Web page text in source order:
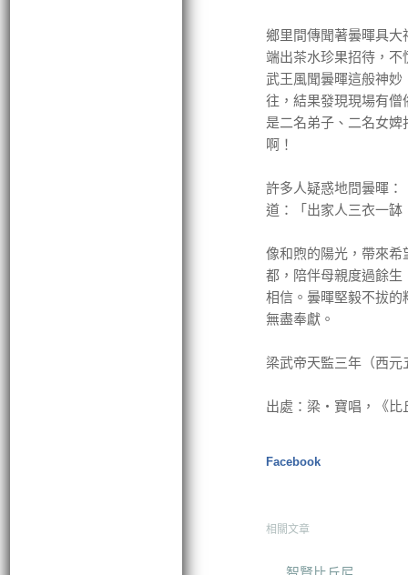
鄉里間傳聞著曇暉具
端出茶水珍果招待，
武王風聞曇暉這般神
往，結果發現現場有
是二名弟子、二名女
啊！
許多人疑惑地問曇暉
道：「出家人三衣一
像和煦的陽光，帶來
都，陪伴母親度過餘
相信。曇暉堅毅不拔
無盡奉獻。
梁武帝天監三年（西
出處：梁‧寶唱，《比
Facebook
相關文章